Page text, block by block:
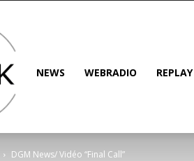
NEWS WEBRADIO REPLAY
DGM News/ Vidéo “Final Call”